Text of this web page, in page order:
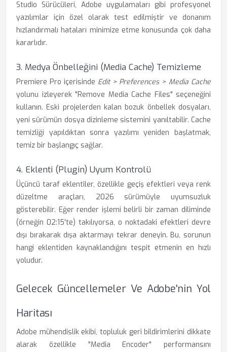
Studio Sürücüleri, Adobe uygulamaları gibi profesyonel
yazılımlar için özel olarak test edilmiştir ve donanım
hızlandırmalı hataları minimize etme konusunda çok daha
kararlıdır.
3. Medya Önbelleğini (Media Cache) Temizleme
Premiere Pro içerisinde Edit > Preferences > Media Cache
yolunu izleyerek "Remove Media Cache Files" seçeneğini
kullanın. Eski projelerden kalan bozuk önbellek dosyaları,
yeni sürümün dosya dizinleme sistemini yanıltabilir. Cache
temizliği yapıldıktan sonra yazılımı yeniden başlatmak,
temiz bir başlangıç sağlar.
4. Eklenti (Plugin) Uyum Kontrolü
Üçüncü taraf eklentiler, özellikle geçiş efektleri veya renk
düzeltme araçları, 2026 sürümüyle uyumsuzluk
gösterebilir. Eğer render işlemi belirli bir zaman diliminde
(örneğin 02:15'te) takılıyorsa, o noktadaki efektleri devre
dışı bırakarak dışa aktarmayı tekrar deneyin. Bu, sorunun
hangi eklentiden kaynaklandığını tespit etmenin en hızlı
yoludur.
Gelecek Güncellemeler Ve Adobe'nin Yol
Haritası
Adobe mühendislik ekibi, topluluk geri bildirimlerini dikkate
alarak özellikle "Media Encoder" performansını